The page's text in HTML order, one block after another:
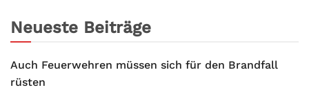
Neueste Beiträge
Auch Feuerwehren müssen sich für den Brandfall
rüsten